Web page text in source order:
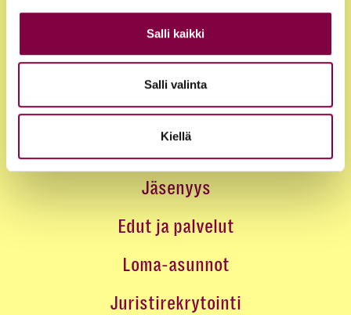
Salli kaikki
Salli valinta
Kiellä
Jäsenyys
Edut ja palvelut
Loma-asunnot
Juristirekrytointi